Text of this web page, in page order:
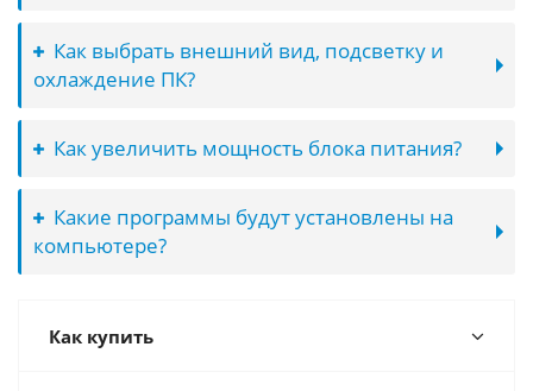
Как выбрать внешний вид, подсветку и
охлаждение ПК?
Как увеличить мощность блока питания?
Какие программы будут установлены на
компьютере?
Как купить